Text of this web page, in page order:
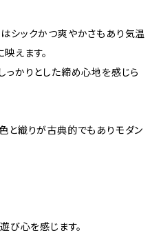
シックかつ爽やかさもあり気温
えます。
っかりとした締め心地を感じら
と織りが古典的でもありモダン
び心を感じます。